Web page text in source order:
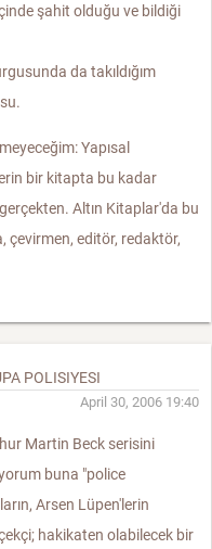
şahit olduğu ve bildiği
da takıldığım
Yapısal
bir kitapta bu kadar
Altın Kitaplar'da bu
çevirmen, editör, redaktör,
POLISIYESI
April 30, 2006 19:40
Martin Beck serisini
buna "police
Arsen Lüpen'lerin
hakikaten olabilecek bir